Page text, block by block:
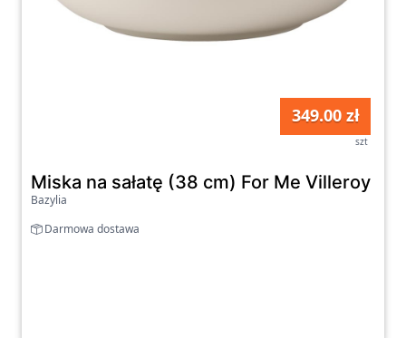
349.00 zł
szt
Miska na sałatę (38 cm) For Me Villeroy &
Bazylia
Darmowa dostawa